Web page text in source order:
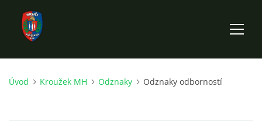
ÚVOD
HISTORIE SBORU
Úvod Kroužek MH Odznaky Odznaky odborností